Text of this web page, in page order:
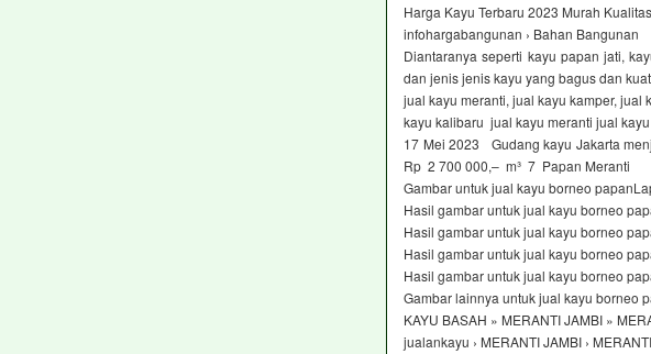
Harga Kayu Terbaru 2023 Murah
infohargabangunan › Bahan Bangunan
Diantaranya seperti kayu papan jati,
dan jenis jenis kayu yang bagus dan
jual kayu meranti, jual kayu kamper, jual
kayu kalibaru jual kayu meranti jual
17 Mei 2023 Gudang kayu Jakarta
Rp 2 700 000,– m³ 7 Papan Meranti
Gambar untuk jual kayu borneo
Hasil gambar untuk jual kayu borneo
Hasil gambar untuk jual kayu borneo
Hasil gambar untuk jual kayu borneo
Hasil gambar untuk jual kayu borneo
Gambar lainnya untuk jual kayu borneo
KAYU BASAH » MERANTI JAMBI »
jualankayu › MERANTI JAMBI ›